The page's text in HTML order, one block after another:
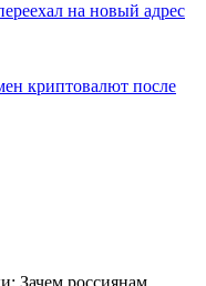
на новый адрес
криптовалют после
Зачем россиянам